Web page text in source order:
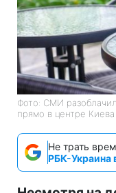
Фото: СМИ
прямо в центре
Не трать
РБК-Украина